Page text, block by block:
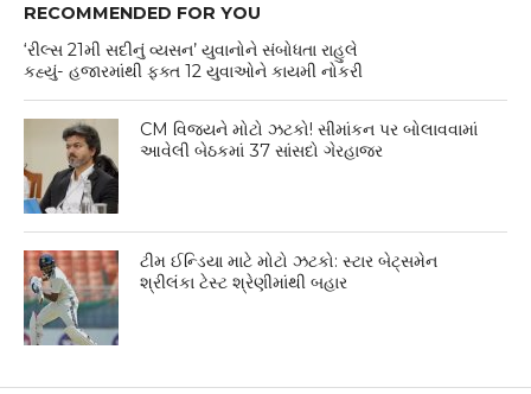
RECOMMENDED FOR YOU
‘રીલ્સ 21મી સદીનું વ્યસન’ યુવાનોને સંબોધતા રાહુલે
કહ્યું- હજારમાંથી ફક્ત 12 યુવાઓને કાયમી નોકરી
CM વિજયને મોટો ઝટકો! સીમાંકન પર બોલાવવામાં
આવેલી બેઠકમાં 37 સાંસદો ગેરહાજર
ટીમ ઈન્ડિયા માટે મોટો ઝટકો: સ્ટાર બેટ્સમેન
શ્રીલંકા ટેસ્ટ શ્રેણીમાંથી બહાર